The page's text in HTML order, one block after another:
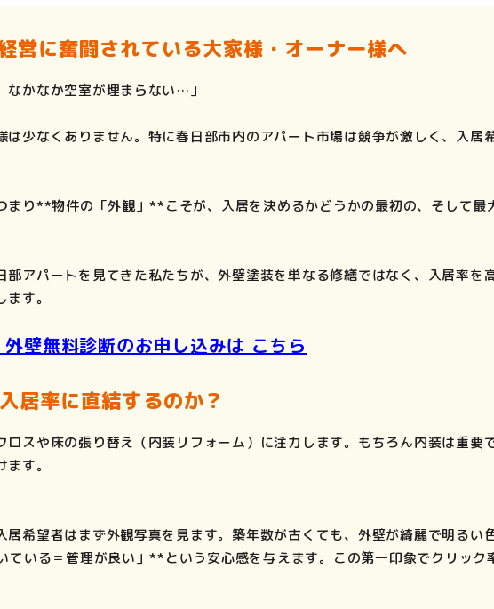
営に奮闘されている大家様・オーナー様へ
かなか空室が埋まらない…」
少なくありません。特に春日部市内のアパート市場は競争が激しく、入居
まり**物件の「外観」**こそが、入居を決めるかどうかの最初の、そして最
アパートを見てきた私たちが、外壁塗装を単なる修繕ではなく、入居率を
す。
壁無料診断のお申し込みは こちら
居率に直結するのか？
スや床の張り替え（内装リフォーム）に注力します。もちろん内装は重要
す。
希望者はまず外観写真を見ます。築年数が古くても、外壁が綺麗で明るい
いる＝管理が良い」**という安心感を与えます。この第一印象でクリック